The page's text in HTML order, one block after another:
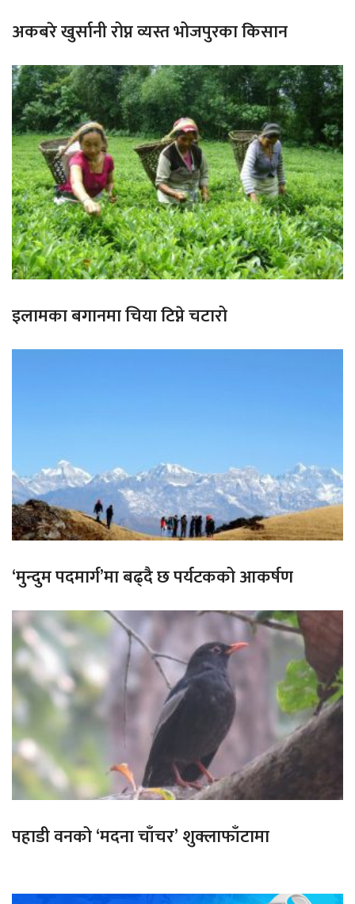
अकबरे खुर्सानी रोप्न व्यस्त भोजपुरका किसान
इलामका बगानमा चिया टिप्ने चटारो
‘मुन्दुम पदमार्ग’मा बढ्दै छ पर्यटकको आकर्षण
पहाडी वनको ‘मदना चाँचर’ शुक्लाफाँटामा